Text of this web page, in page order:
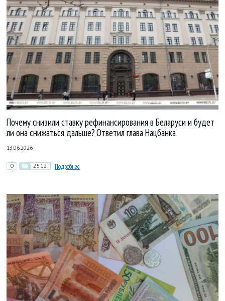
Почему снизили ставку рефинансирования в Беларуси и будет
ли она снижаться дальше? Ответил глава Нацбанка
13.06.2026
0 2512 Подробнее